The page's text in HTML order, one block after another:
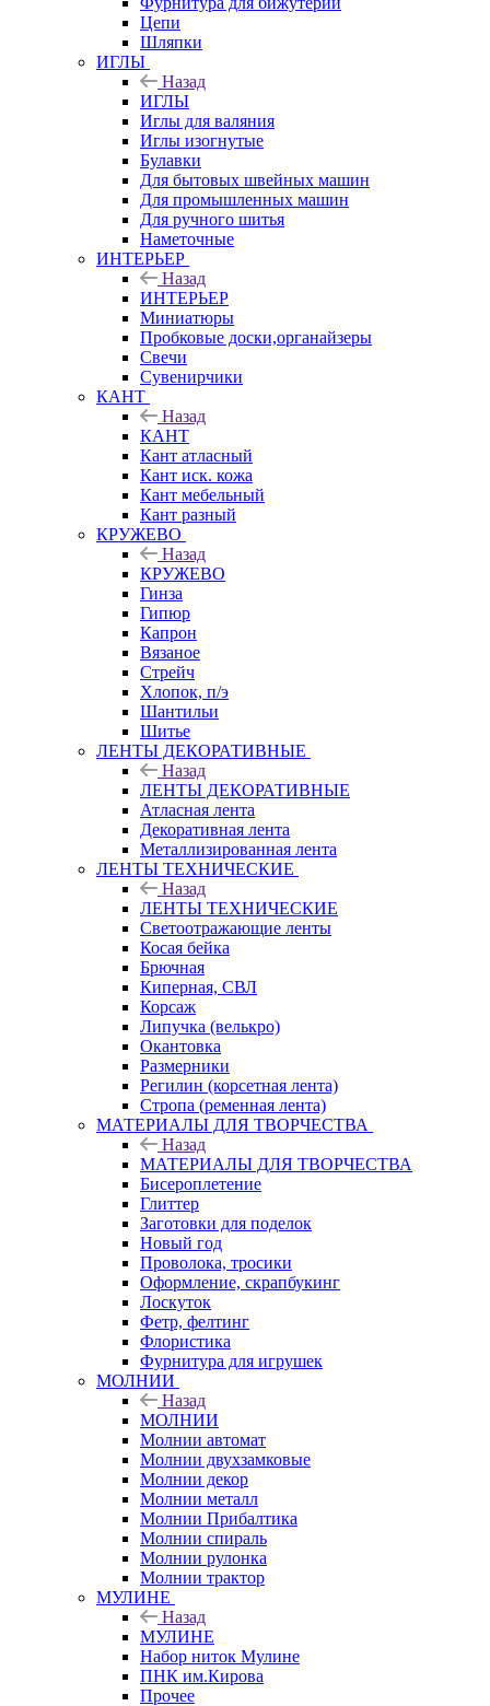
Цепи
Шляпки
ИГЛЫ
Назад
ИГЛЫ
Иглы для валяния
Иглы изогнутые
Булавки
Для бытовых швейных машин
Для промышленных машин
Для ручного шитья
Наметочные
ИНТЕРЬЕР
Назад
ИНТЕРЬЕР
Миниатюры
Пробковые доски,органайзеры
Свечи
Сувенирчики
КАНТ
Назад
КАНТ
Кант атласный
Кант иск. кожа
Кант мебельный
Кант разный
КРУЖЕВО
Назад
КРУЖЕВО
Гинза
Гипюр
Капрон
Вязаное
Стрейч
Хлопок, п/э
Шантильи
Шитье
ЛЕНТЫ ДЕКОРАТИВНЫЕ
Назад
ЛЕНТЫ ДЕКОРАТИВНЫЕ
Атласная лента
Декоративная лента
Металлизированная лента
ЛЕНТЫ ТЕХНИЧЕСКИЕ
Назад
ЛЕНТЫ ТЕХНИЧЕСКИЕ
Светоотражающие ленты
Косая бейка
Брючная
Киперная, СВЛ
Корсаж
Липучка (велькро)
Окантовка
Размерники
Регилин (корсетная лента)
Стропа (ременная лента)
МАТЕРИАЛЫ ДЛЯ ТВОРЧЕСТВА
Назад
МАТЕРИАЛЫ ДЛЯ ТВОРЧЕСТВА
Бисероплетение
Глиттер
Заготовки для поделок
Новый год
Проволока, тросики
Оформление, скрапбукинг
Лоскуток
Фетр, фелтинг
Флористика
Фурнитура для игрушек
МОЛНИИ
Назад
МОЛНИИ
Молнии автомат
Молнии двухзамковые
Молнии декор
Молнии металл
Молнии Прибалтика
Молнии спираль
Молнии рулонка
Молнии трактор
МУЛИНЕ
Назад
МУЛИНЕ
Набор ниток Мулине
ПНК им.Кирова
Прочее